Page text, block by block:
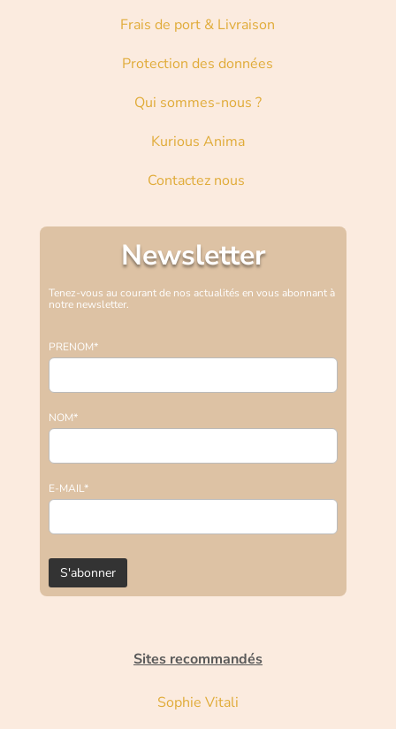
Frais de port & Livraison
Protection des données
Qui sommes-nous ?
Kurious Anima
Contactez nous
Newsletter
Tenez-vous au courant de nos actualités en vous abonnant à
notre newsletter.
PRENOM*
NOM*
E-MAIL*
Sites recommandés
Sophie Vitali